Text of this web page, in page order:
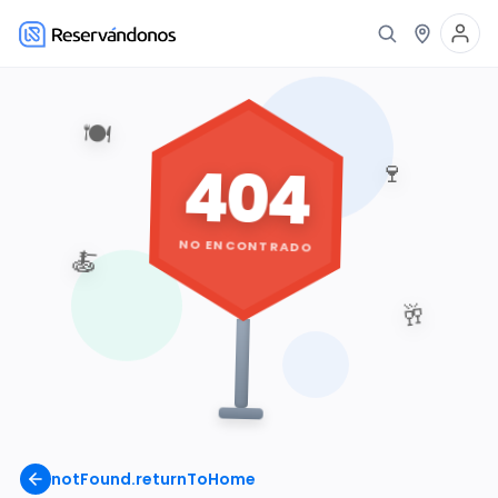
notFound.returnToHome
🍽️
🍷
🥂
🍝
404
NO ENCONTRADO